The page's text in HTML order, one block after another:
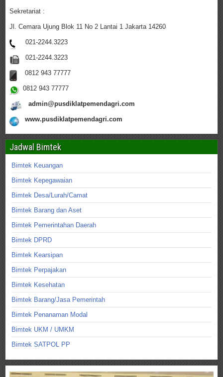
Sekretariat :
Jl. Cemara Ujung Blok 11 No 2 Lantai 1 Jakarta 14260
021-2244.3223
021-2244.3223
0812 943 77777
0812 943 77777
admin@pusdiklatpemendagri.com
www.pusdiklatpemendagri.com
Jadwal Bimtek
Bimtek Keuangan
Bimtek Kepegawaian
Bimtek Desa/Lurah/Camat
Bimtek Barang dan Aset
Bimtek Pemerintahan Daerah
Bimtek DPRD
Bimtek Kearsipan
Bimtek Perpajakan
Bimtek Kesehatan
Bimtek Barang/Jasa Pemerintah
Bimtek Penanaman Modal
Bimtek UKM / UMKM
Bimtek SATPOL PP